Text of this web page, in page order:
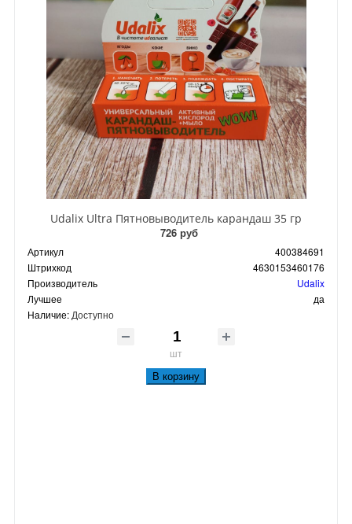
Udalix Ultra Пятновыводитель карандаш 35 гр
726 руб
Артикул
400384691
Штрихкод
4630153460176
Производитель
Udalix
Лучшее
да
Наличие: Доступно
шт
В корзину